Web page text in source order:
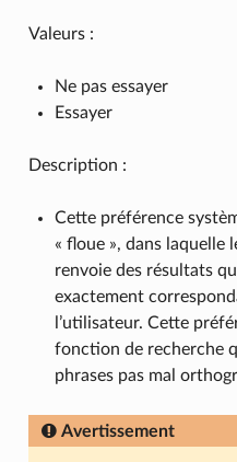
Valeurs :
Ne pas essayer
Essayer
Description :
Cette préférence
« floue », dans laquelle
renvoie des résultats
exactement
l’utilisateur. Cette
fonction de recherche
phrases pas mal
Avertissement